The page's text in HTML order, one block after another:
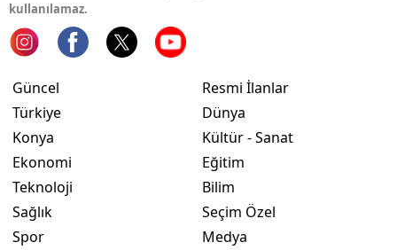
Karabük
Kilis
Düzce
kullanılamaz.
Güncel
Türkiye
Konya
Ekonomi
Teknoloji
Sağlık
Spor
Resmi İlanlar
Dünya
Kültür - Sanat
Eğitim
Bilim
Seçim Özel
Medya